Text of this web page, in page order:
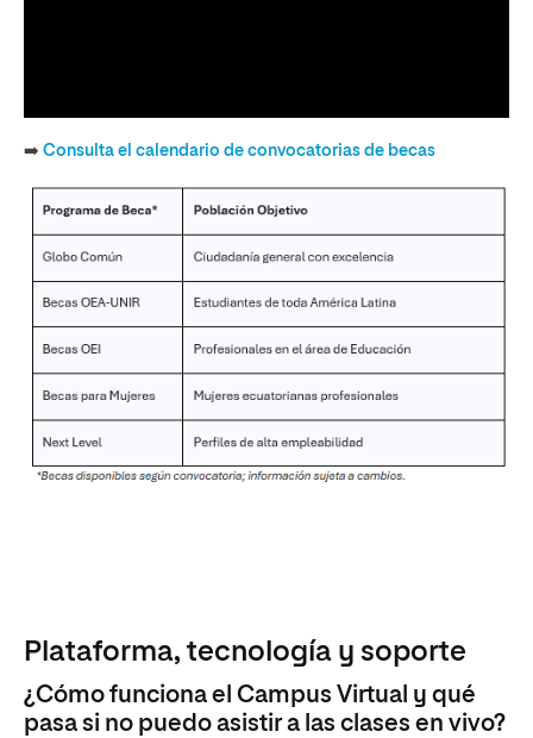
➡️ Consulta el calendario de convocatorias de becas
Plataforma, tecnología y soporte
¿Cómo funciona el Campus Virtual y qué
pasa si no puedo asistir a las clases en vivo?